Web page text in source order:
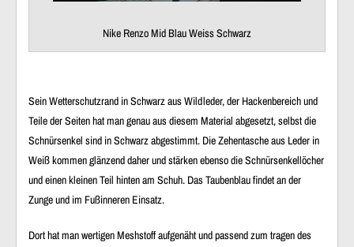
Nike Renzo Mid Blau Weiss Schwarz
Sein Wetterschutzrand in Schwarz aus Wildleder, der Hackenbereich und
Teile der Seiten hat man genau aus diesem Material abgesetzt, selbst die
Schnürsenkel sind in Schwarz abgestimmt. Die Zehentasche aus Leder in
Weiß kommen glänzend daher und stärken ebenso die Schnürsenkellöcher
und einen kleinen Teil hinten am Schuh. Das Taubenblau findet an der
Zunge und im Fußinneren Einsatz.
Dort hat man wertigen Meshstoff aufgenäht und passend zum tragen des